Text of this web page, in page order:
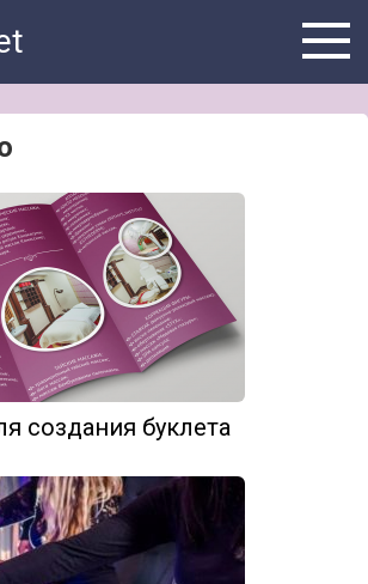
создания буклета